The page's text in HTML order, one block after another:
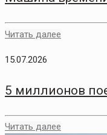
Читать далее
15.07.2026
5 миллионов
Читать далее